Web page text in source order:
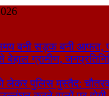
बनी सड़क बनी आफत,
बेहाल ग्रामीण,
लेकर पुलिस मुस्तैद: